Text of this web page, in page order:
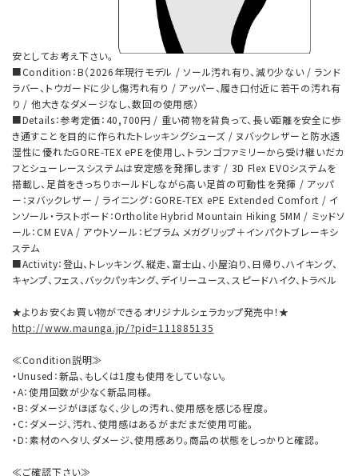
安としてお考え下さい。
■Condition：B（2026年現行モデル / ソール汚れ有り、減り少ない / ランド
ラバー、トウガードに少し傷汚れ有り / アッパー、履き口付近に若干の汚れ有
り / 他大きなダメージなし、数回の使用感）
■Details：参考定価：40,700円 / 重い荷物を背負って、長い距離を安全に歩
き通すことを目的に作られたトレッキングシューズ / ヌバックレザーと防水透
湿性に優れたGORE-TEX ePEを使用し、トランゴファミリーから受け継いだカ
フとシューレースシステムは安定感を発揮します / 3D Flex EVOシステムを
搭載し、足首をきっちりホールドしながら高い足首の可動性を発揮 / アッパ
ー：ヌバックレザー / ライニング：GORE-TEX ePE Extended Comfort / イ
ンソール・ラストボード：Ortholite Hybrid Mountain Hiking 5MM / ミッドソ
ール：CM EVA / アウトソール：ビブラム メガグリップ＋インパクトブレーキシ
ステム
■Activity：登山、トレッキング、縦走、富士山、小屋泊り、日帰り、ハイキング、
キャンプ、フェス、バックパッキング、デイリーユース、スピードハイク、トラベル
★よりお安くお買い物ができるオリジナルシェラカップ発売中！★
http://www.maunga.jp/?pid=111885135
≪Condition説明≫
・Unused：新品、もしくは1度も使用をしていない。
・A：使用回数が少なく新品同様。
・B：ダメージがほぼなく、少しの汚れ、使用感を感じる程度。
・C：ダメージ、汚れ、使用感はあるがまだまだ使用可能。
・D：素材のヘタリ、ダメージ、使用感あり。商品の状態をしっかりと確認。
≪ご確認下さい≫